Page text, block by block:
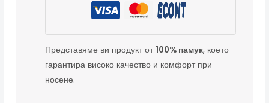
Представяме ви продукт от100% памук, което
гарантира високо качество и комфорт при
носене.